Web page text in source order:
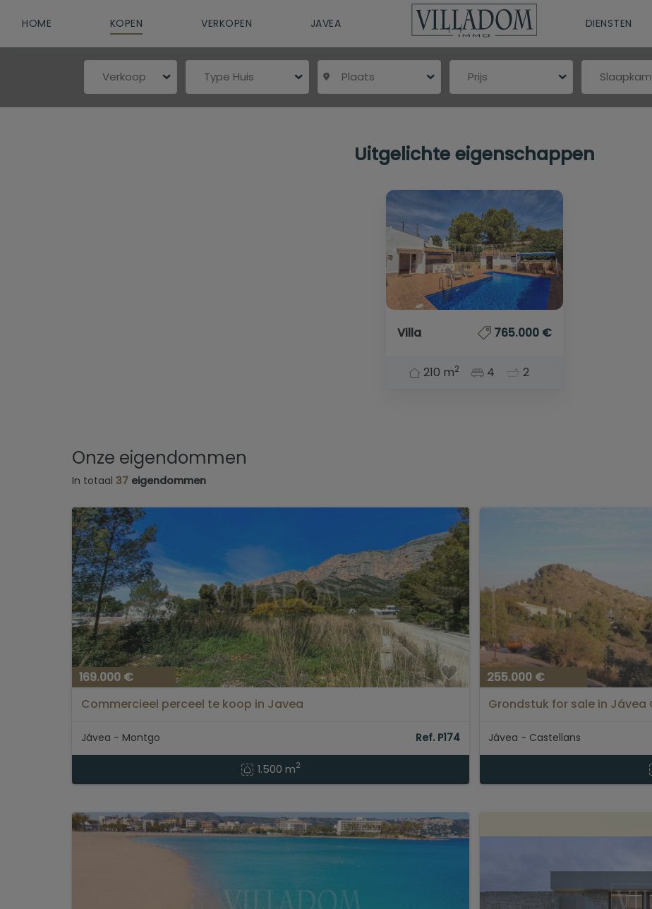
HOME KOPEN VERKOPEN JAVEA DIENSTEN
Verkoop Type Huis Plaats Prijs
Uitgelichte eigenschappen
Villa 765.000 €
210 m2 4 2
Onze eigendommen
In totaal 37 eigendommen
169.000 €
Commercieel perceel te koop in Javea
Jávea - Montgo Ref. P174
1.500 m2
255.000 €
Grondstuk for sale in Jávea
Jávea - Castellans